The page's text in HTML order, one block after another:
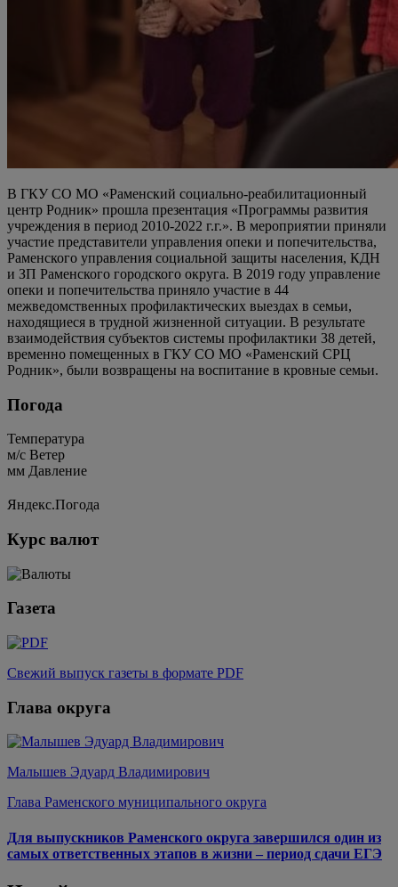
В ГКУ СО МО «Раменский социально-реабилитационный
центр Родник» прошла презентация «Программы развития
учреждения в период 2010-2022 г.г.». В мероприятии приняли
участие представители управления опеки и попечительства,
Раменского управления социальной защиты населения, КДН
и ЗП Раменского городского округа. В 2019 году управление
опеки и попечительства приняло участие в 44
межведомственных профилактических выездах в семьи,
находящиеся в трудной жизненной ситуации. В результате
взаимодействия субъектов системы профилактики 38 детей,
временно помещенных в ГКУ СО МО «Раменский СРЦ
Родник», были возвращены на воспитание в кровные семьи.
Погода
Температура
м/c Ветер
мм Давление
Яндекс.Погода
Курс валют
Газета
Свежий выпуск газеты в формате PDF
Глава округа
Малышев Эдуард Владимирович
Глава Раменского муниципального округа
Для выпускников Раменского округа завершился один из
самых ответственных этапов в жизни – период сдачи ЕГЭ